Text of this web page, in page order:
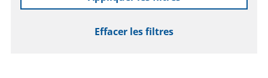
Effacer les filtres